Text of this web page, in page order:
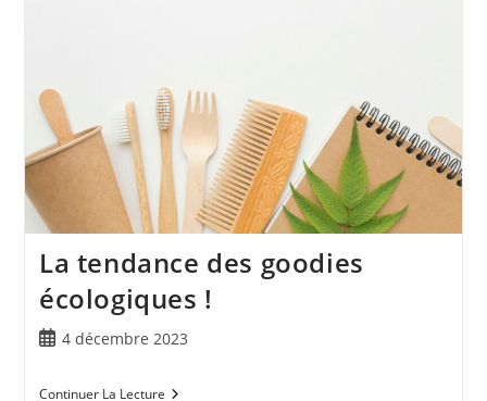
La tendance des goodies
écologiques !
4 décembre 2023
Continuer La Lecture